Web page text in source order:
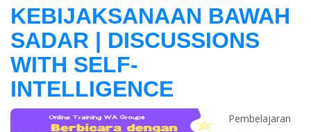
KEBIJAKSANAAN BAWAH
SADAR | DISCUSSIONS
WITH SELF-
INTELLIGENCE
Pembelajaran